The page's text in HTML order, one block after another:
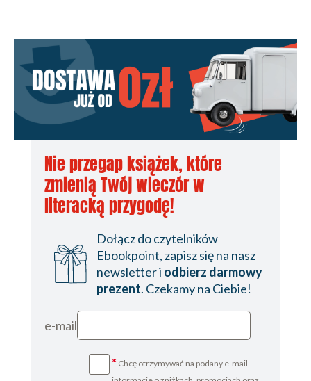
Nie przegap książek, które
zmienią Twój wieczór w
literacką przygodę!
Dołącz do czytelników
Ebookpoint, zapisz się na nasz
newsletter i odbierz darmowy
prezent. Czekamy na Ciebie!
e-mail
* Chcę otrzymywać na podany e-mail